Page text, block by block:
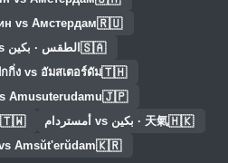
🇷🇺
vs Амстердам
🇸🇦 الطقس · بكين vs أمستردام
🇹🇭
กิ่ง vs อัมสเตอร์ดัม
🇯🇵
Amusuterudamu
🇭🇰天氣 · بكين vs أمستردام 🇹🇼
🇰🇷
Amsŭt'erŭdam